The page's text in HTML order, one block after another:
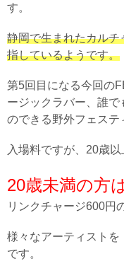
す。
静岡で生まれたカル
指しているようです。
第5回目になる今回の
ージックラバー、誰で
のできる野外フェステ
入場料ですが、20歳
20歳未満の方
リンクチャージ600円
様々なアーティスト
です。